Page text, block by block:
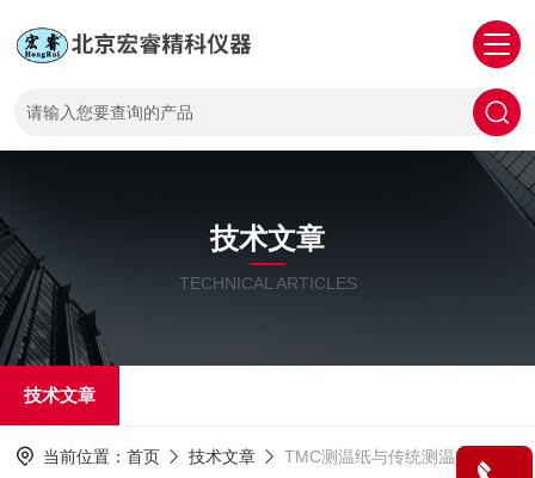
技术文章
TECHNICAL ARTICLES
技术文章
当前位置： 首页 技术文章 TMC测温纸与传统测温方法相比有哪些优势？